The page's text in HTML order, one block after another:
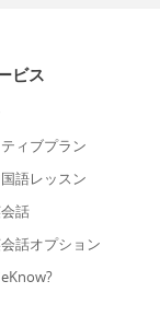
ビス
ィブプラン
語レッスン
話
話オプション